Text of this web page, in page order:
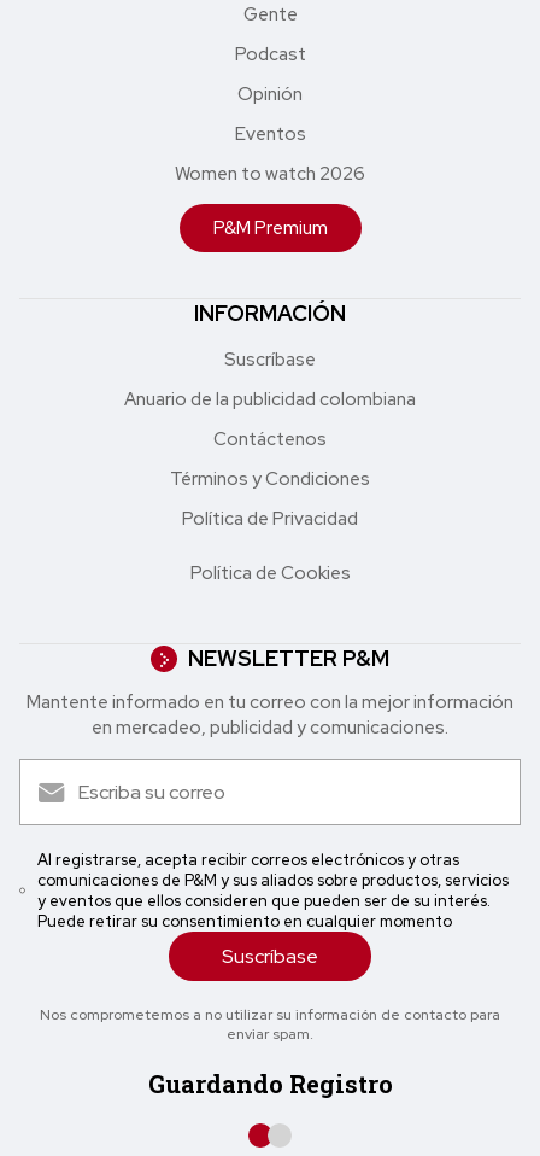
Gente
Podcast
Opinión
Eventos
Women to watch 2026
P&M Premium
INFORMACIÓN
Suscríbase
Anuario de la publicidad colombiana
Contáctenos
Términos y Condiciones
Política de Privacidad
Política de Cookies
NEWSLETTER P&M
Mantente informado en tu correo con la mejor in formación
en mercadeo, publicidad y comunicaciones.
Al registrarse, acepta recibir correos electrónicos y otras
comunicaciones de P&M y sus aliados sobre productos, servicios
y eventos que ellos consideren que pueden ser de su interés.
Puede retirar su consentimiento en cualquier momento
Suscríbase
Nos comprometemos a no utilizar su información de contacto para
enviar spam.
Guardando Registro